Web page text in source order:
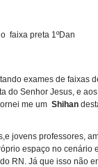
faixa preta 1ºDan
exames de faixas
do Senhor Jesus, e
me um Shihan
jovens professores,
espaço no cenário
RN. Já que isso não